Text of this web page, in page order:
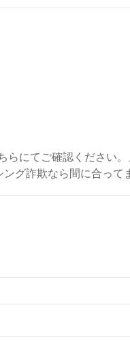
らにてご確認ください
グ詐欺なら間に合って